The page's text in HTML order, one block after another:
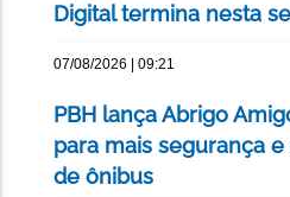
Digital termina nesta
07/08/2026 | 09:21
PBH lança Abrigo
para mais segurança
de ônibus